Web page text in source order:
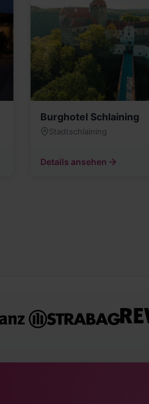
Burghotel Schlaining
Stadtschlaining
Details ansehen